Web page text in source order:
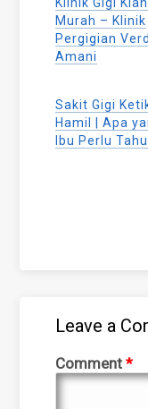
in
new
window)
in
new
Murah – Klinik
Pergigian
Amani
Sakit Gigi
Hamil | Apa
Ibu Perlu
Leave a
Comment*